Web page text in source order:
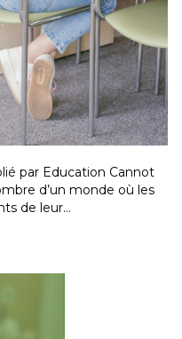
de la guerre, des
de
par Education Cannot
d’un monde où les
de leur…